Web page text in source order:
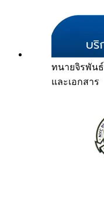
ทนายจิรพันธ์
และเอกสาร